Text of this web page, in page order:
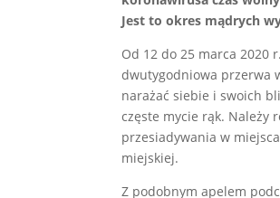
Jest to okres mądrych
Od 12 do 25 marca 2020
dwutygodniowa przerwa
narażać siebie i swoich
częste mycie rąk. Należy
przesiadywania w
miejskiej.
Z podobnym apelem